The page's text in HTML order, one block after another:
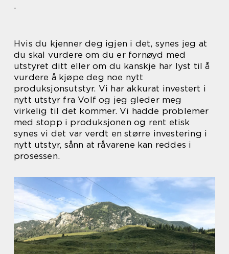
.
Hvis du kjenner deg igjen i det, synes jeg at
du skal vurdere om du er fornøyd med
utstyret ditt eller om du kanskje har lyst til å
vurdere å kjøpe deg noe nytt
produksjonsutstyr. Vi har akkurat investert i
nytt utstyr fra Volf og jeg gleder meg
virkelig til det kommer. Vi hadde problemer
med stopp i produksjonen og rent etisk
synes vi det var verdt en større investering i
nytt utstyr, sånn at råvarene kan reddes i
prosessen.